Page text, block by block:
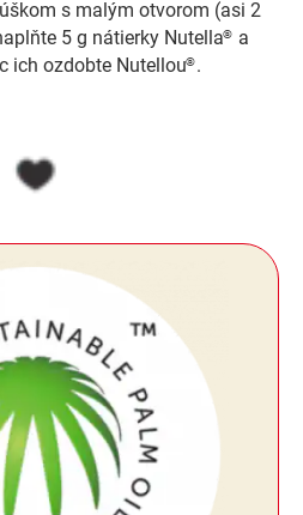
s malým otvorom (asi 2
5 g nátierky Nutella® a
ich ozdobte Nutellou®.